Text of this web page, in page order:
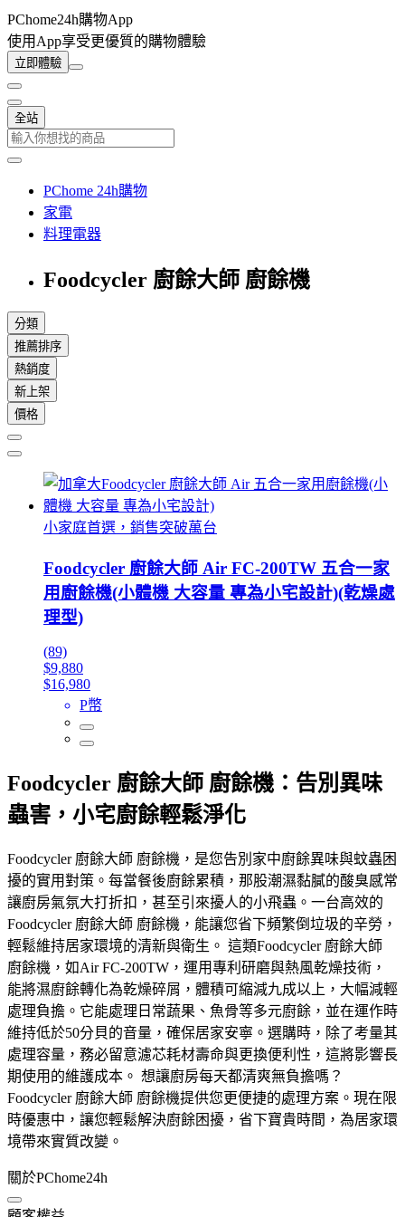
PChome24h購物App
使用App享受更優質的購物體驗
立即體驗
全站
PChome 24h購物
家電
料理電器
Foodcycler 廚餘大師 廚餘機
分類
推薦排序
熱銷度
新上架
價格
小家庭首選，銷售突破萬台
Foodcycler 廚餘大師 Air FC-200TW 五合一家
用廚餘機(小體機 大容量 專為小宅設計)(乾燥處
理型)
(89)
$9,880
$16,980
P幣
Foodcycler 廚餘大師 廚餘機：告別異味
蟲害，小宅廚餘輕鬆淨化
Foodcycler 廚餘大師 廚餘機，是您告別家中廚餘異味與蚊蟲困
擾的實用對策。每當餐後廚餘累積，那股潮濕黏膩的酸臭感常
讓廚房氣氛大打折扣，甚至引來擾人的小飛蟲。一台高效的
Foodcycler 廚餘大師 廚餘機，能讓您省下頻繁倒垃圾的辛勞，
輕鬆維持居家環境的清新與衛生。 這類Foodcycler 廚餘大師
廚餘機，如Air FC-200TW，運用專利研磨與熱風乾燥技術，
能將濕廚餘轉化為乾燥碎屑，體積可縮減九成以上，大幅減輕
處理負擔。它能處理日常蔬果、魚骨等多元廚餘，並在運作時
維持低於50分貝的音量，確保居家安寧。選購時，除了考量其
處理容量，務必留意濾芯耗材壽命與更換便利性，這將影響長
期使用的維護成本。 想讓廚房每天都清爽無負擔嗎？
Foodcycler 廚餘大師 廚餘機提供您更便捷的處理方案。現在限
時優惠中，讓您輕鬆解決廚餘困擾，省下寶貴時間，為居家環
境帶來實質改變。
關於PChome24h